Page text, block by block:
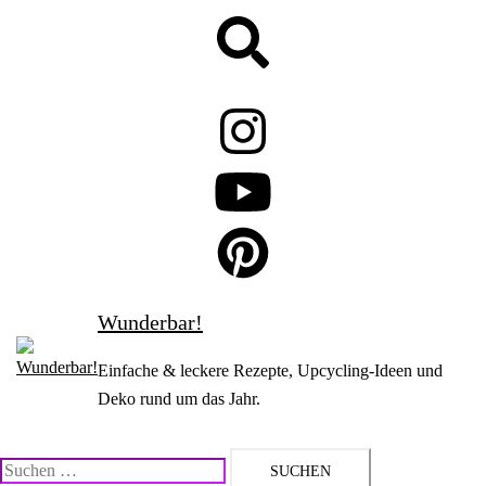
Wunderbar!
Einfache & leckere Rezepte, Upcycling-Ideen und
Deko rund um das Jahr.
Suchen